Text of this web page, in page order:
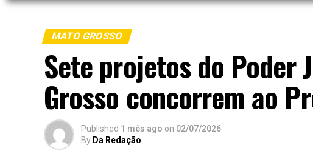
MATO GROSSO
Sete projetos do Poder
Grosso concorrem ao
Published 1 mês ago on 02/07/2026
By Da Redação